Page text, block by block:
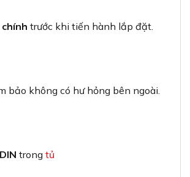
trước khi tiến hành lắp đặt.
bảo không có hư hỏng bên ngoài.
trong tủ